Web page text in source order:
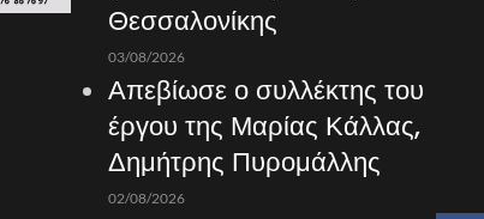
Θεσσαλονίκης
03/08/2026
Απεβίωσε ο συλλέκτης του
έργου της Μαρίας Κάλλας,
Δημήτρης Πυρομάλλης
02/08/2026